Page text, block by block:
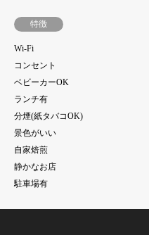
特徴
Wi-Fi
コンセント
ベビーカーOK
ランチ有
分煙(紙タバコOK)
景色がいい
自家焙煎
静かなお店
駐車場有